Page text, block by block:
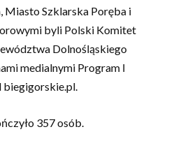
Miasto Szklarska Poręba i
byli Polski Komitet
Dolnośląskiego
medialnymi Program I
biegigorskie.pl.
357 osób.